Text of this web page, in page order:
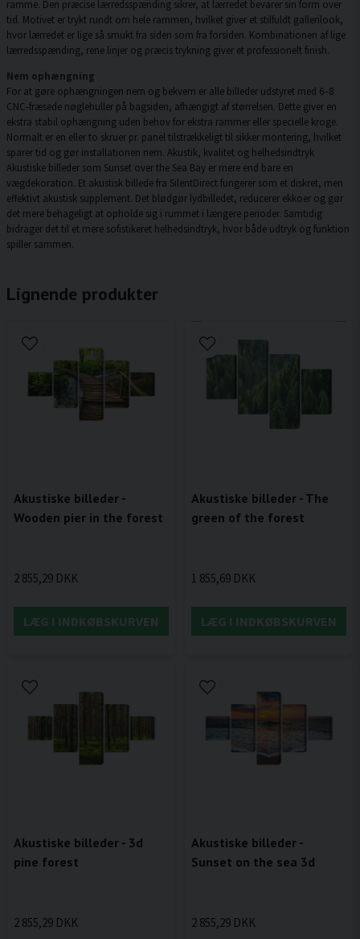
ramme. Den præcise lærredsspænding sikrer, at lærredet bevarer sin form over
tid. Motivet er trykt rundt om hele rammen, hvilket giver et stilfuldt gallerilook,
hvor lærredet er lige så smukt fra siden som fra forsiden. Kombinationen af lige
lærredsspænding, rene linjer og præcis trykning giver et professionelt finish.
Nem ophængning
For at gøre ophængningen nem og bekvem er alle billeder udstyret med 6–8
CNC-fræsede nøglehuller på bagsiden, afhængigt af størrelsen. Dette giver en
ekstra stabil ophængning uden behov for ekstra rammer eller specielle kroge.
Normalt er en eller to skruer pr. panel tilstrækkeligt til sikker montering, hvilket
sparer tid og gør installationen nem. Akustik, kvalitet og helhedsindtryk
Akustiske billeder som Sunset over the Sea Bay er mere end bare en
vægdekoration. Et akustisk billede fra SilentDirect fungerer som et diskret, men
effektivt akustisk supplement. Det blødgør lydbilledet, reducerer ekkoer og gør
det mere behageligt at opholde sig i rummet i længere perioder. Samtidig
bidrager det til et mere sofistikeret helhedsindtryk, hvor både udtryk og funktion
spiller sammen.
Lignende produkter
Akustiske billeder -
Wooden pier in the forest
2 855,29 DKK
LÆG I INDKØBSKURVEN
Akustiske billeder - The
green of the forest
1 855,69 DKK
LÆG I INDKØBSKURVEN
Akustiske billeder - 3d
pine forest
2 855,29 DKK
Akustiske billeder -
Sunset on the sea 3d
2 855,29 DKK